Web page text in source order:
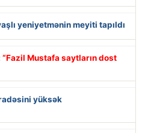
yeniyetmənin meyiti tapıldı
“Fazil Mustafa saytların dost
yüksək